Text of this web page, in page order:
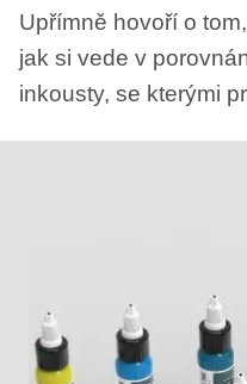
Upřímně hovoří o
jak si vede v
inkousty, se kterými